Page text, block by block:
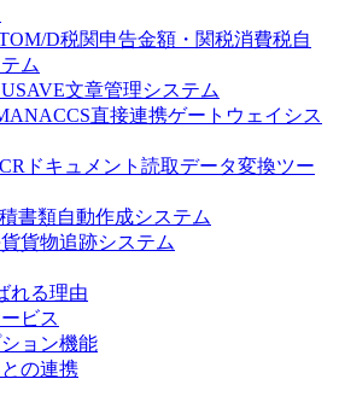
D税関申告金額・関税消費税自
ム
文章管理システム
NACCS直接連携ゲートウェイシス
ドキュメント読取データ変換ツー
書類自動作成システム
貨物追跡システム
れる理由
ビス
ョン機能
の連携